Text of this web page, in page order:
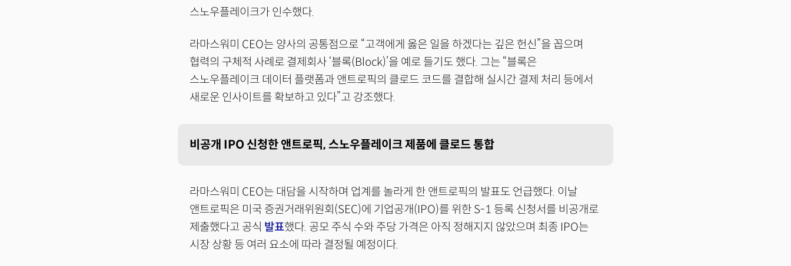
스노우플레이크가 인수했다.
라마스워미 CEO는 양사의 공통점으로 “고객에게 옳은 일을 하겠다는 깊은 헌신”을 꼽으며
협력의 구체적 사례로 결제회사 ‘블록(Block)’을 예로 들기도 했다. 그는 “블록은
스노우플레이크 데이터 플랫폼과 앤트로픽의 클로드 코드를 결합해 실시간 결제 처리 등에서
새로운 인사이트를 확보하고 있다”고 강조했다.
비공개 IPO 신청한 앤트로픽, 스노우플레이크 제품에 클로드 통합
라마스워미 CEO는 대담을 시작하며 업계를 놀라게 한 앤트로픽의 발표도 언급했다. 이날
앤트로픽은 미국 증권거래위원회(SEC)에 기업공개(IPO)를 위한 S-1 등록 신청서를 비공개로
제출했다고 공식 발표했다. 공모 주식 수와 주당 가격은 아직 정해지지 않았으며 최종 IPO는
시장 상황 등 여러 요소에 따라 결정될 예정이다.